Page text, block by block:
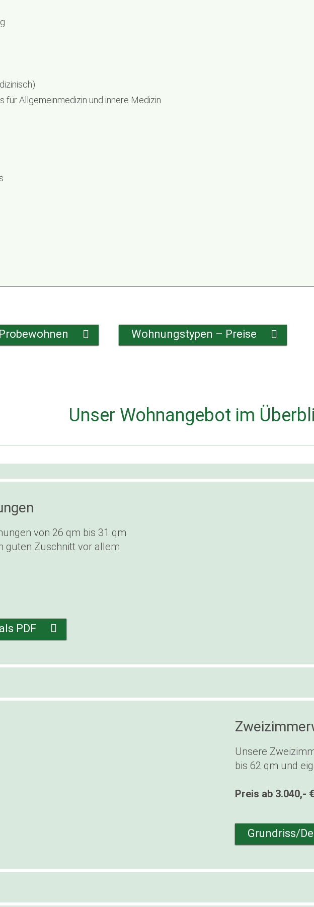
für Allgemeinmedizin und innere Medizin
Wohnungstypen – Preise
Unser Wohnangebot im
von 26 qm bis 31 qm
guten Zuschnitt vor allem
PDF
Unsere
bis 62 qm und
Preis ab 3.040,-
Grundriss/